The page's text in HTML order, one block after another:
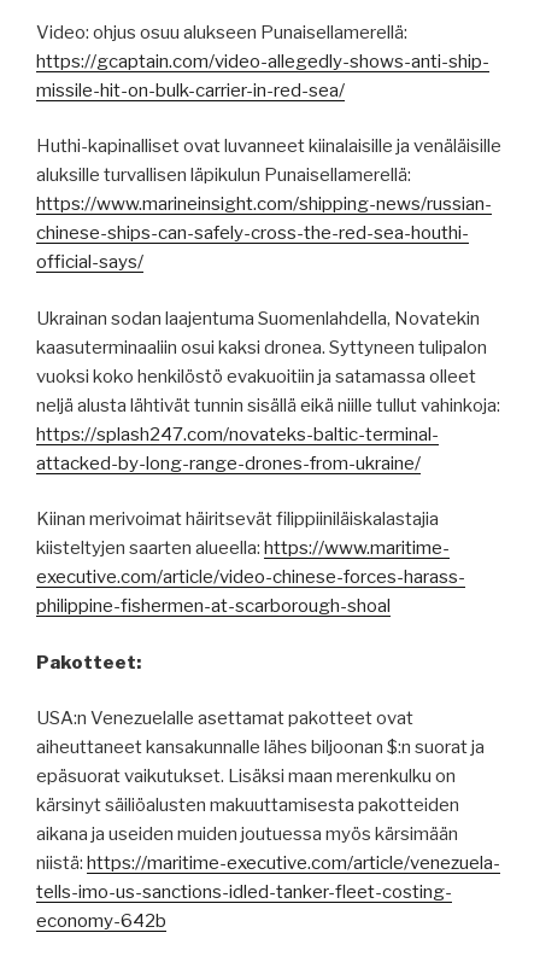
Video: ohjus osuu alukseen Punaisellamerellä:
https://gcaptain.com/video-allegedly-shows-anti-ship-
missile-hit-on-bulk-carrier-in-red-sea/
Huthi-kapinalliset ovat luvanneet kiinalaisille ja venäläisille
aluksille turvallisen läpikulun Punaisellamerellä:
https://www.marineinsight.com/shipping-news/russian-
chinese-ships-can-safely-cross-the-red-sea-houthi-
official-says/
Ukrainan sodan laajentuma Suomenlahdella, Novatekin
kaasuterminaaliin osui kaksi dronea. Syttyneen tulipalon
vuoksi koko henkilöstö evakuoitiin ja satamassa olleet
neljä alusta lähtivät tunnin sisällä eikä niille tullut vahinkoja:
https://splash247.com/novateks-baltic-terminal-
attacked-by-long-range-drones-from-ukraine/
Kiinan merivoimat häiritsevät filippiiniläiskalastajia
kiisteltyjen saarten alueella: https://www.maritime-
executive.com/article/video-chinese-forces-harass-
philippine-fishermen-at-scarborough-shoal
Pakotteet:
USA:n Venezuelalle asettamat pakotteet ovat
aiheuttaneet kansakunnalle lähes biljoonan $:n suorat ja
epäsuorat vaikutukset. Lisäksi maan merenkulku on
kärsinyt säiliöalusten makuuttamisesta pakotteiden
aikana ja useiden muiden joutuessa myös kärsimään
niistä: https://maritime-executive.com/article/venezuela-
tells-imo-us-sanctions-idled-tanker-fleet-costing-
economy-642b